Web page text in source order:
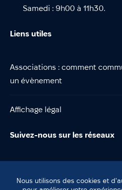
Samedi : 9h00 à 11h30.
Liens utiles
Associations : comment
un évènement
Affichage légal
Suivez-nous sur les réseaux
Nous utilisons des cookies et